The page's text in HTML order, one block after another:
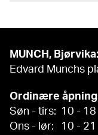
MUNCH, Bjørvika:
Edvard Munchs
Ordinære
Søn - tirs: 10 - 18
Ons - lør: 10 - 21